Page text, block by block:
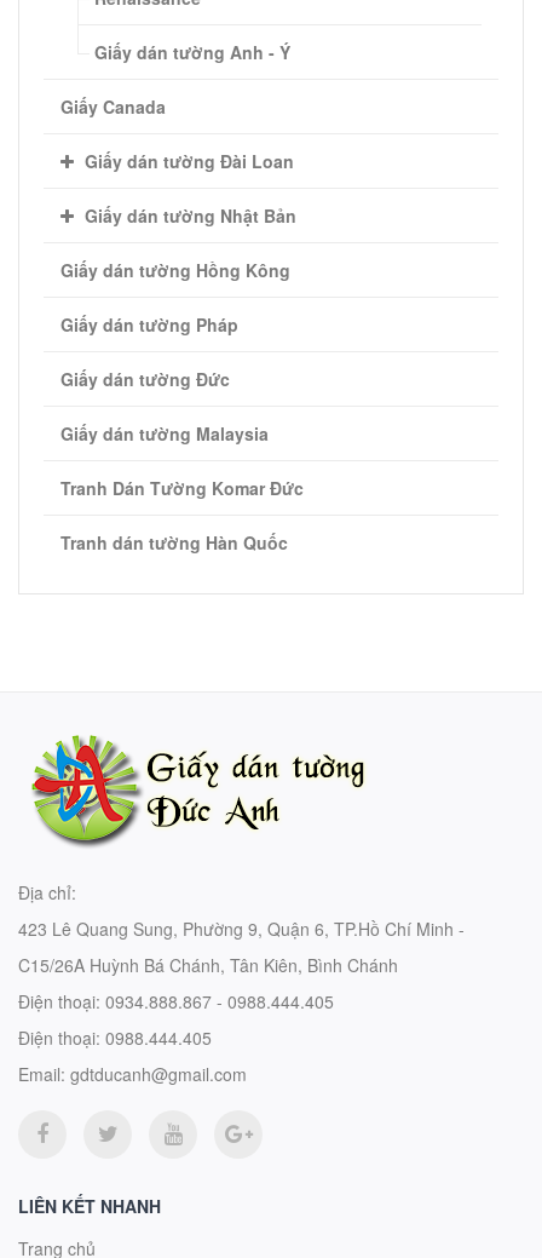
Giấy dán tường Anh - Ý
Giấy Canada
Giấy dán tường Đài Loan
Giấy dán tường Nhật Bản
Giấy dán tường Hồng Kông
Giấy dán tường Pháp
Giấy dán tường Đức
Giấy dán tường Malaysia
Tranh Dán Tường Komar Đức
Tranh dán tường Hàn Quốc
Địa chỉ:
423 Lê Quang Sung, Phường 9, Quận 6, TP.Hồ Chí Minh -
C15/26A Huỳnh Bá Chánh, Tân Kiên, Bình Chánh
Điện thoại: 0934.888.867 - 0988.444.405
Điện thoại: 0988.444.405
Email: gdtducanh@gmail.com
LIÊN KẾT NHANH
Trang chủ